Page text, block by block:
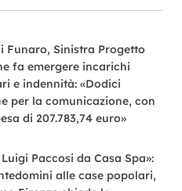
Funaro, Sinistra Progetto
fa emergere incarichi
e indennità: «Dodici
per la comunicazione, con
di 207.783,74 euro»
Paccosi da Casa Spa»:
alle case popolari,